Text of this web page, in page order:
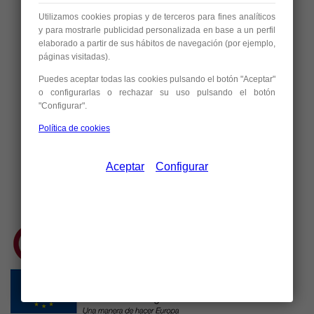
Chalets en alquiler
Locales en alquiler
Oficinas en alquiler
Garajes en alquiler
Naves en alquiler
Parcelas en alquiler
alquiler
La venta
Documentación
Impuestos a la venta
PROMOCIONES
Utilizamos cookies propias y de terceros para fines analíticos
y para mostrarle publicidad personalizada en base a un perfil
elaborado a partir de sus hábitos de navegación (por ejemplo,
páginas visitadas).
Puedes aceptar todas las cookies pulsando el botón "Aceptar"
o configurarlas o rechazar su uso pulsando el botón
"Configurar".
Política de cookies
Aceptar Configurar